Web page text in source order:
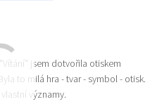
jsem dotvořila otiskem
to milá hra - tvar - symbol - otisk.
významy.